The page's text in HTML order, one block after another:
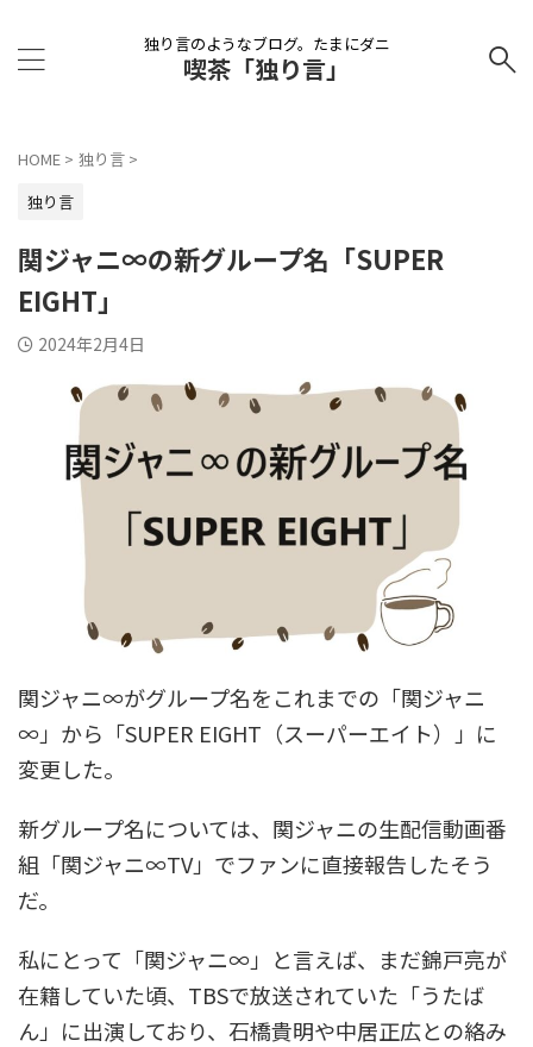
独り言のようなブログ。たまにダニ
喫茶「独り言」
HOME > 独り言 >
独り言
関ジャニ∞の新グループ名「SUPER
EIGHT」
2024年2月4日
関ジャニ∞がグループ名をこれまでの「関ジャニ
∞」から「SUPER EIGHT（スーパーエイト）」に
変更した。
新グループ名については、関ジャニの生配信動画番
組「関ジャニ∞TV」でファンに直接報告したそう
だ。
私にとって「関ジャニ∞」と言えば、まだ錦戸亮が
在籍していた頃、TBSで放送されていた「うたば
ん」に出演しており、石橋貴明や中居正広との絡み